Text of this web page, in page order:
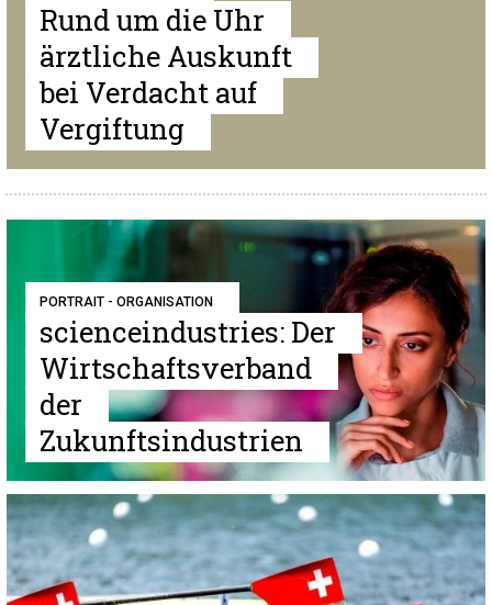
Rund um die Uhr
ärztliche Auskunft
bei Verdacht auf
Vergiftung
PORTRAIT - ORGANISATION
scienceindustries: Der
Wirtschaftsverband
der
Zukunftsindustrien